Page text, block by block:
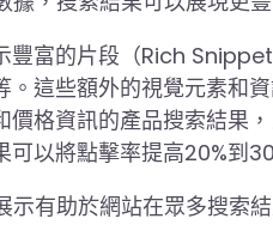
豐富的片段（Rich
這些額外的視覺元素和
格資訊的產品搜索結果
以將點擊率提高20%到
有助於網站在眾多搜索